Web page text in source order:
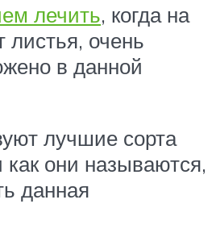
лечить, когда на
листья, очень
в данной
лучшие сорта
как они называются,
данная